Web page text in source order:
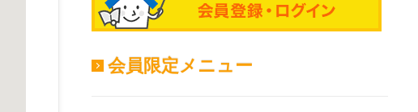
会員限定メニュー